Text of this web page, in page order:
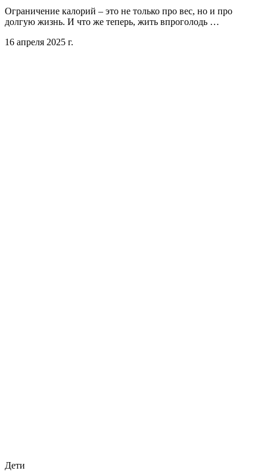
Ограничение калорий – это не только про вес, но и про
долгую жизнь. И что же теперь, жить впроголодь …
16 апреля 2025 г.
Дети